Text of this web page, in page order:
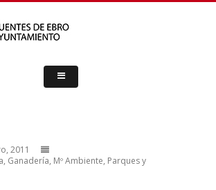
2011
Ganadería, Mº Ambiente, Parques y